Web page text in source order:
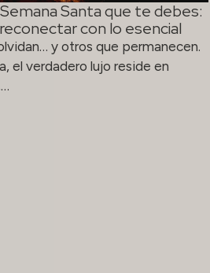
Santa que te debes:
con lo esencial
y otros que permanecen.
el verdadero lujo reside en